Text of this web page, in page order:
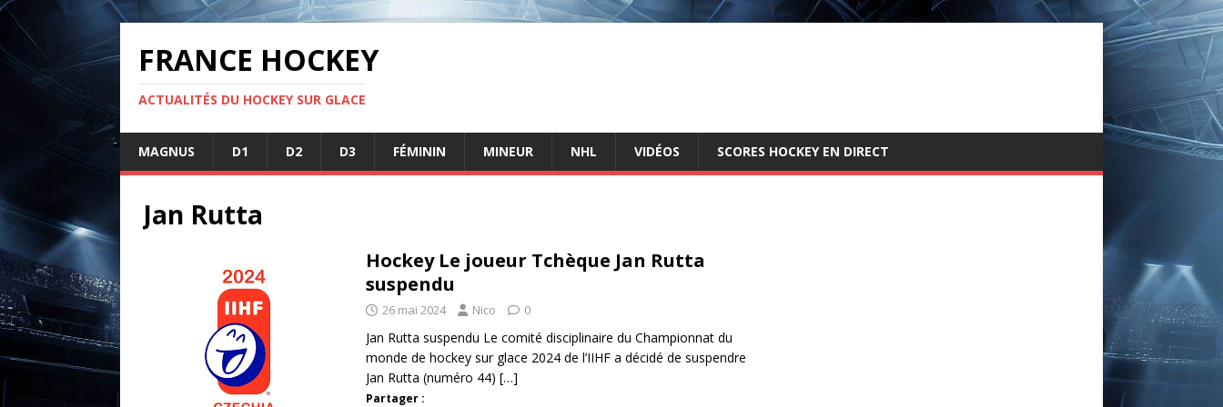
FRANCE HOCKEY
ACTUALITÉS DU HOCKEY SUR GLACE
MAGNUS D1 D2 D3 FÉMININ MINEUR NHL VIDÉOS SCORES HOCKEY EN DIRECT
Jan Rutta
Hockey Le joueur Tchèque Jan Rutta
suspendu
26 mai 2024 Nico 0
Jan Rutta suspendu Le comité disciplinaire du Championnat du
monde de hockey sur glace 2024 de l’IIHF a décidé de suspendre
Jan Rutta (numéro 44) […]
Partager :